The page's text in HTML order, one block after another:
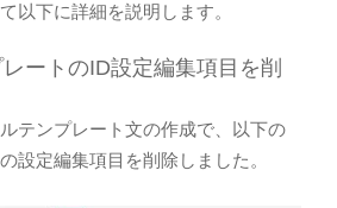
以下に詳細を説明します。
ートのID設定編集項目を削
テンプレート文の作成で、以下の
設定編集項目を削除しました。